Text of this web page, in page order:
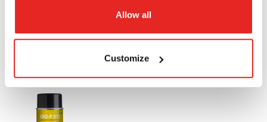
Allow all
Customize
evaporazione. Ideale per il raffreddamento (e post-
raffreddamento) di tutti i pezzi e gli utensili. Il contenuto
minimo di sostanze nocive e i residui grassi ridotti facilitano
le fasi successive di lavorazione del pezzo.